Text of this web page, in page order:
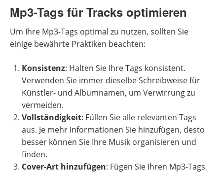
Mp3-Tags für Tracks optimieren
Um Ihre Mp3-Tags optimal zu nutzen, sollten Sie
einige bewährte Praktiken beachten:
Konsistenz: Halten Sie Ihre Tags konsistent.
Verwenden Sie immer dieselbe Schreibweise für
Künstler- und Albumnamen, um Verwirrung zu
vermeiden.
Vollständigkeit: Füllen Sie alle relevanten Tags
aus. Je mehr Informationen Sie hinzufügen, desto
besser können Sie Ihre Musik organisieren und
finden.
Cover-Art hinzufügen: Fügen Sie Ihren Mp3-Tags